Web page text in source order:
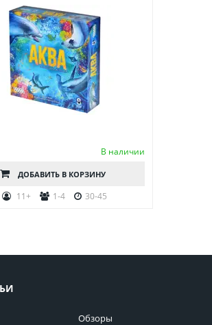
В наличии
ДОБАВИТЬ В КОРЗИНУ
11+ 1-4 30-45
Обзоры